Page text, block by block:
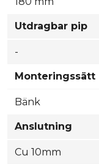
Utdragbar pip
-
Monteringssätt
Bänk
Anslutning
Cu 10mm